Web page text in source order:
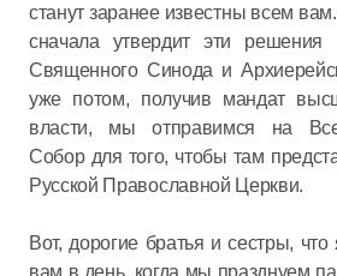
станут заранее известны всем
сначала утвердит эти решения
Священного Синода и
уже потом, получив мандат
власти, мы отправимся на
Собор для того, чтобы там
Русской Православной Церкви.
Вот, дорогие братья и сестры, что
вам в день, когда мы празднуем